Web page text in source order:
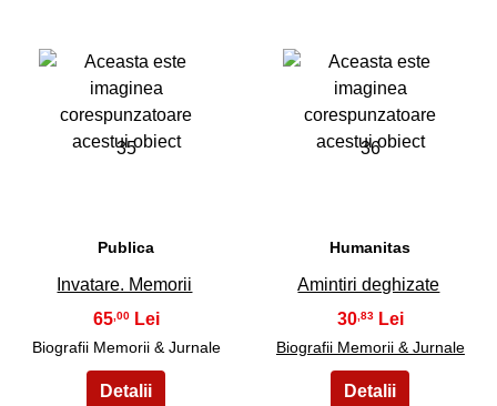
35
Publica
Invatare. Memorii
65,00
Biografii Memorii & Jurnale
36
Humanitas
Amintiri deghizate
30,83
Biografii Memorii & Jurnale